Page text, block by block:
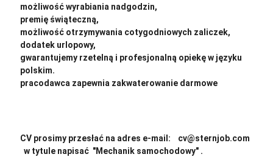
możliwość wyrabiania nadgodzin,
premię świąteczną,
możliwość otrzymywania cotygodniowych zaliczek,
dodatek urlopowy,
gwarantujemy rzetelną i profesjonalną opiekę w języku
polskim.
pracodawca zapewnia zakwaterowanie darmowe
CV prosimy przesłać na adres e-mail: cv@sternjob.com
w tytule napisać "Mechanik samochodowy" .